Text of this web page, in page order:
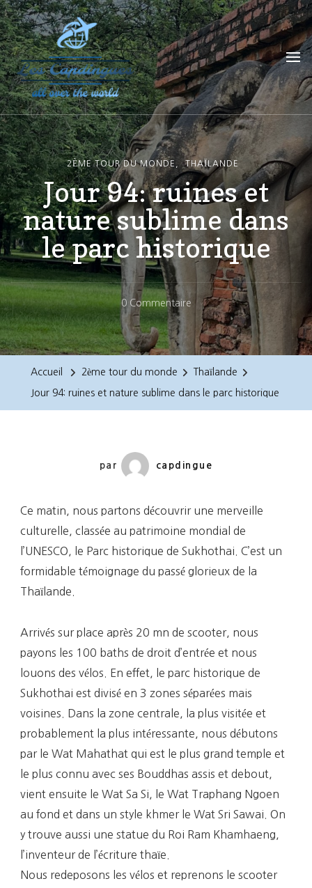
Les Capdingues
blog de voyage
2ÈME TOUR DU MONDE THAÏLANDE
Jour 94: ruines et
nature sublime dans
le parc historique
0 CommentaireSur
Jour
94:
Le
Accueil 2ème tour du monde Thaïlande
Jour 94: ruines et nature sublime dans le parc historique
par capdingue
Ce matin, nous partons découvrir une merveille
culturelle, classée au patrimoine mondial de
l’UNESCO, le Parc historique de Sukhothai. C’est un
formidable témoignage du passé glorieux de la
Thaïlande.
Arrivés sur place après 20 mn de scooter, nous
payons les 100 baths de droit d’entrée et nous
louons des vélos. En effet, le parc historique de
Sukhothai est divisé en 3 zones séparées mais
voisines. Dans la zone centrale, la plus visitée et
probablement la plus intéressante, nous débutons
par le Wat Mahathat qui est le plus grand temple et
le plus connu avec ses Bouddhas assis et debout,
vient ensuite le Wat Sa Si, le Wat Traphang Ngoen
au fond et dans un style khmer le Wat Sri Sawai. On
y trouve aussi une statue du Roi Ram Khamhaeng,
l’inventeur de l’écriture thaïe.
Nous redeposons les vélos et reprenons le scooter